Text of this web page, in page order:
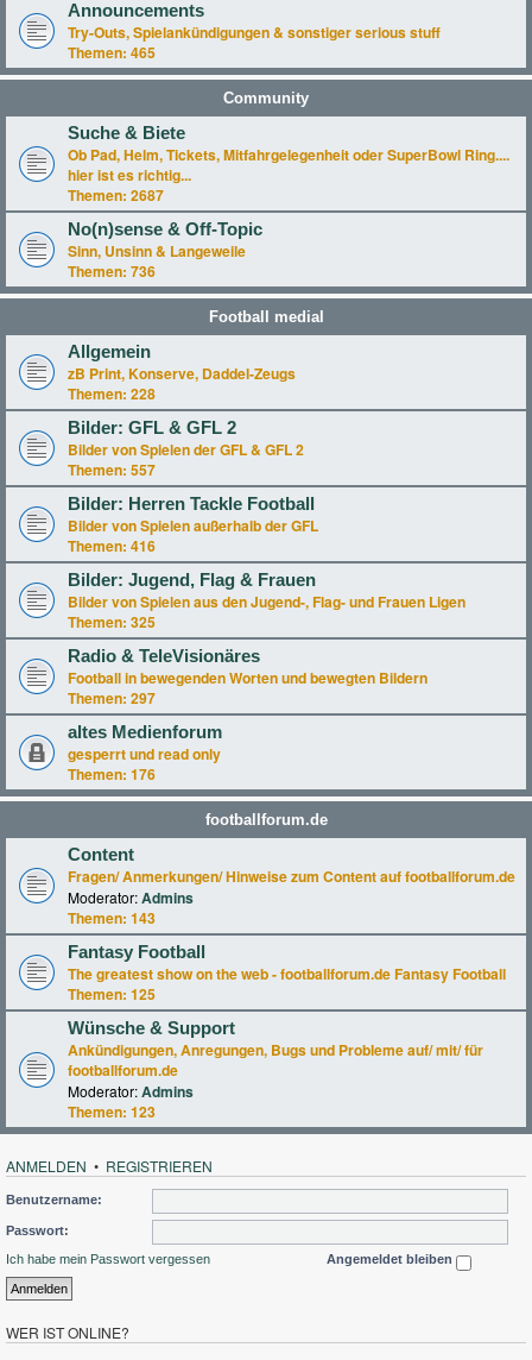
Announcements
Try-Outs, Spielankündigungen & sonstiger serious stuff
Themen: 465
Community
Suche & Biete
Ob Pad, Helm, Tickets, Mitfahrgelegenheit oder SuperBowl Ring....
hier ist es richtig...
Themen: 2687
No(n)sense & Off-Topic
Sinn, Unsinn & Langeweile
Themen: 736
Football medial
Allgemein
zB Print, Konserve, Daddel-Zeugs
Themen: 228
Bilder: GFL & GFL 2
Bilder von Spielen der GFL & GFL 2
Themen: 557
Bilder: Herren Tackle Football
Bilder von Spielen außerhalb der GFL
Themen: 416
Bilder: Jugend, Flag & Frauen
Bilder von Spielen aus den Jugend-, Flag- und Frauen Ligen
Themen: 325
Radio & TeleVisionäres
Football in bewegenden Worten und bewegten Bildern
Themen: 297
altes Medienforum
gesperrt und read only
Themen: 176
footballforum.de
Content
Fragen/ Anmerkungen/ Hinweise zum Content auf footballforum.de
Moderator:Admins
Themen: 143
Fantasy Football
The greatest show on the web - footballforum.de Fantasy Football
Themen: 125
Wünsche & Support
Ankündigungen, Anregungen, Bugs und Probleme auf/ mit/ für
footballforum.de
Moderator:Admins
Themen: 123
ANMELDEN • REGISTRIEREN
Benutzername:
Passwort:
Ich habe mein Passwort vergessen
Angemeldet bleiben
WER IST ONLINE?